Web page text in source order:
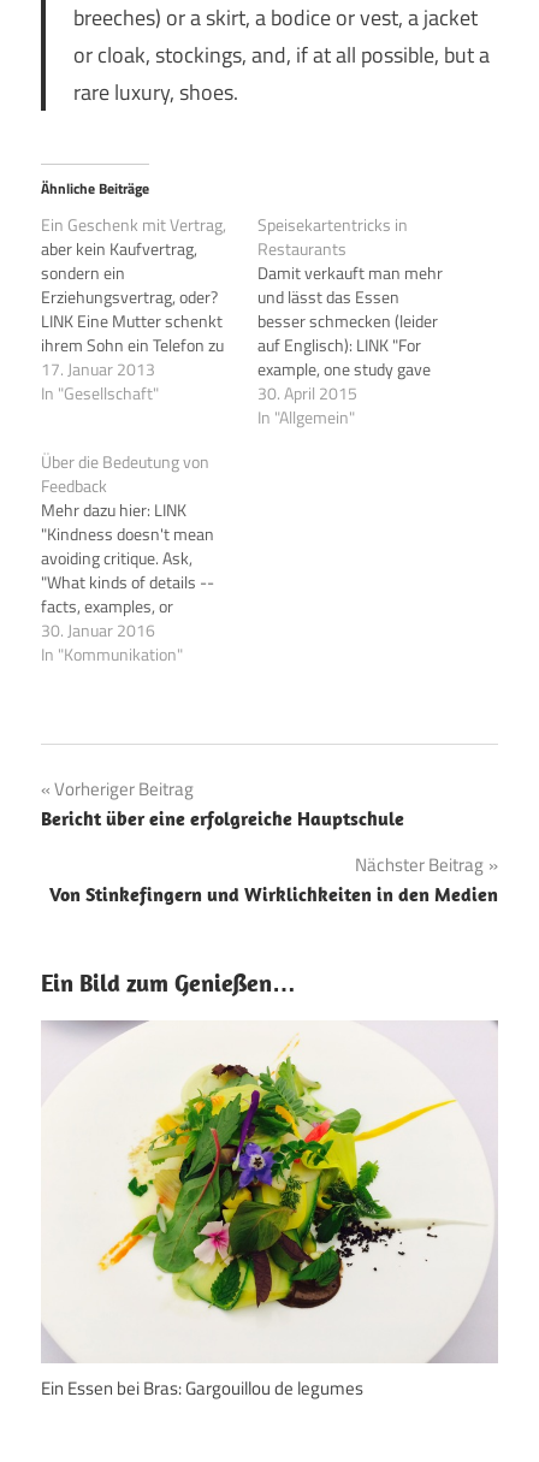
breeches) or a skirt, a bodice or vest, a jacket
or cloak, stockings, and, if at all possible, but a
rare luxury, shoes.
Ähnliche Beiträge
Ein Geschenk mit Vertrag,
aber kein Kaufvertrag,
sondern ein
Erziehungsvertrag, oder?
LINK Eine Mutter schenkt
ihrem Sohn ein Telefon zu
Weihnachten, dazu ein
Vertrag mit
pay for it. I am loaning it to
you. Aren’t I the greatest?
2. I will always know the
password.…
17. Januar 2013
In "Gesellschaft"
Speisekartentricks in
Restaurants
Damit verkauft man mehr
und lässt das Essen
besser schmecken (leider
auf Englisch): LINK "For
example, one study gave
participants an $8 buffet
or a $4 buffet. While the
30. April 2015
In "Allgemein"
Über die Bedeutung von
Feedback
Mehr dazu hier: LINK
"Kindness doesn't mean
avoiding critique. Ask,
"What kinds of details --
facts, examples, or
illustrations -- would help
your reader better
more effort in your writing
value your position."…
30. Januar 2016
In "Kommunikation"
Beitragsnavigation
Vorheriger Beitrag
Bericht über eine erfolgreiche Hauptschule
Nächster Beitrag
Von Stinkefingern und Wirklichkeiten in den Medien
Ein Bild zum Genießen…
Ein Essen bei Bras: Gargouillou de legumes